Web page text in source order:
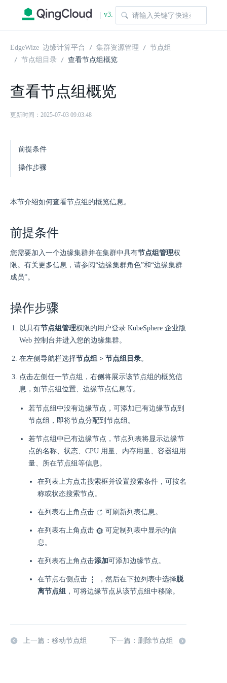
| v3.
1.0
EdgeWize 边缘计算平台 集群资源管理
节点组
节点组目录
查看节点组概览
查看节点组概览
更新时间：2025-07-03 09:03:48
前提条件
操作步骤
本节介绍如何查看节点组的概览信息。
前提条件
您需要加入一个边缘集群并在集群中具有节点组管理权
限。有关更多信息，请参阅“边缘集群角色”和“边缘集群
成员”。
操作步骤
以具有节点组管理权限的用户登录 KubeSphere 企业版
Web 控制台并进入您的边缘集群。
在左侧导航栏选择节点组 > 节点组目录。
点击左侧任一节点组，右侧将展示该节点组的概览信
息，如节点组位置、边缘节点信息等。
若节点组中没有边缘节点，可添加已有边缘节点到
节点组，即将节点分配到节点组。
若节点组中已有边缘节点，节点列表将显示边缘节
点的名称、状态、CPU 用量、内存用量、容器组用
量、所在节点组等信息。
在列表上方点击搜索框并设置搜索条件，可按名
称或状态搜索节点。
在列表右上角点击 可刷新列表信息。
在列表右上角点击
可定制列表中显示的信
息。
在列表右上角点击添加可添加边缘节点。
在节点右侧点击 ，然后在下拉列表中选择脱
离节点组 ，可将边缘节点从该节点组中移除。
上一篇：移动节点组 下一篇：删除节点组